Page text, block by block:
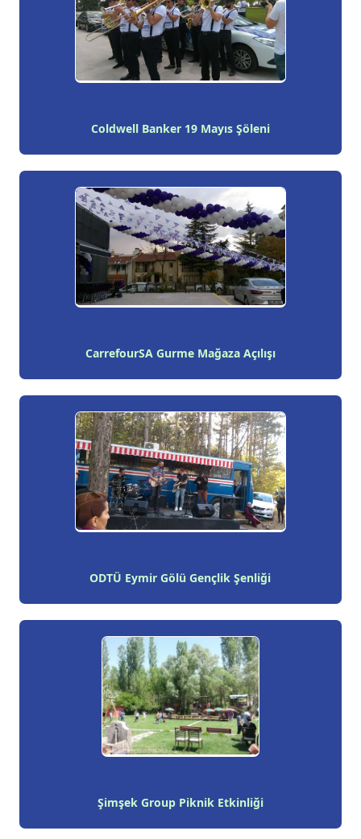
Coldwell Banker 19 Mayıs Şöleni
CarrefourSA Gurme Mağaza Açılışı
ODTÜ Eymir Gölü Gençlik Şenliği
Şimşek Group Piknik Etkinliği